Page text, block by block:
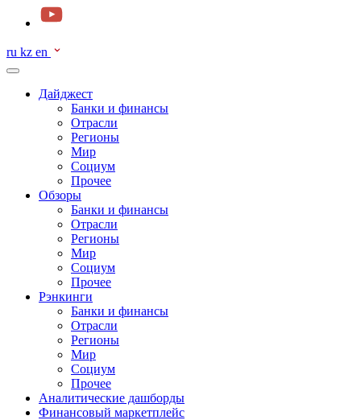
ru kz en
Дайджест
Банки и финансы
Отрасли
Регионы
Мир
Социум
Прочее
Обзоры
Банки и финансы
Отрасли
Регионы
Мир
Социум
Прочее
Рэнкинги
Банки и финансы
Отрасли
Регионы
Мир
Социум
Прочее
Аналитические дашборды
Финансовый маркетплейс